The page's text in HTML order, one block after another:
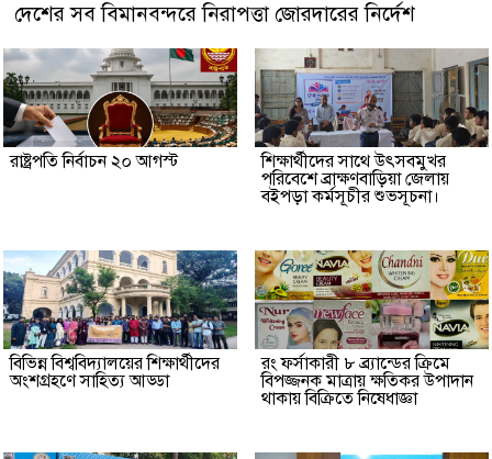
দেশের সব বিমানবন্দরে নিরাপত্তা জোরদারের নির্দেশ
রাষ্ট্রপতি নির্বাচন ২০ আগস্ট
শিক্ষার্থীদের সাথে উৎসবমুখর
পরিবেশে ব্রাক্ষণবাড়িয়া জেলায়
বইপড়া কর্মসূচীর শুভসূচনা।
বিভিন্ন বিশ্ববিদ্যালয়ের শিক্ষার্থীদের
অংশগ্রহণে সাহিত্য আড্ডা
রং ফর্সাকারী ৮ ব্র্যান্ডের ক্রিমে
বিপজ্জনক মাত্রায় ক্ষতিকর উপাদান
থাকায় বিক্রিতে নিষেধাজ্ঞা